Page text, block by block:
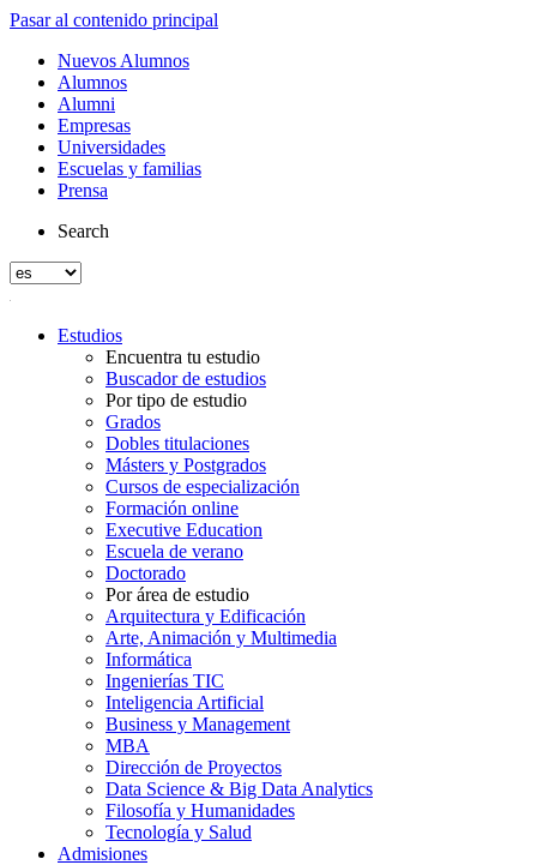
Pasar al contenido principal
Nuevos Alumnos
Alumnos
Alumni
Empresas
Universidades
Escuelas y familias
Prensa
Search
Estudios
Encuentra tu estudio
Buscador de estudios
Por tipo de estudio
Grados
Dobles titulaciones
Másters y Postgrados
Cursos de especialización
Formación online
Executive Education
Escuela de verano
Doctorado
Por área de estudio
Arquitectura y Edificación
Arte, Animación y Multimedia
Informática
Ingenierías TIC
Inteligencia Artificial
Business y Management
MBA
Dirección de Proyectos
Data Science & Big Data Analytics
Filosofía y Humanidades
Tecnología y Salud
Admisiones